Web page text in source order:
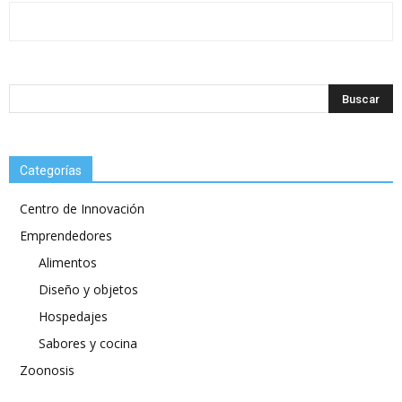
Categorías
Centro de Innovación
Emprendedores
Alimentos
Diseño y objetos
Hospedajes
Sabores y cocina
Zoonosis